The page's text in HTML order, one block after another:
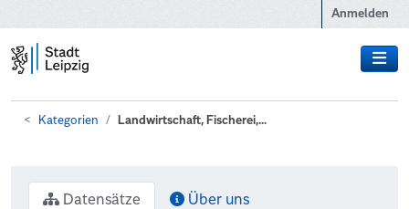
Anmelden
Kategorien Landwirtschaft, Fischerei,...
Datensätze Über uns